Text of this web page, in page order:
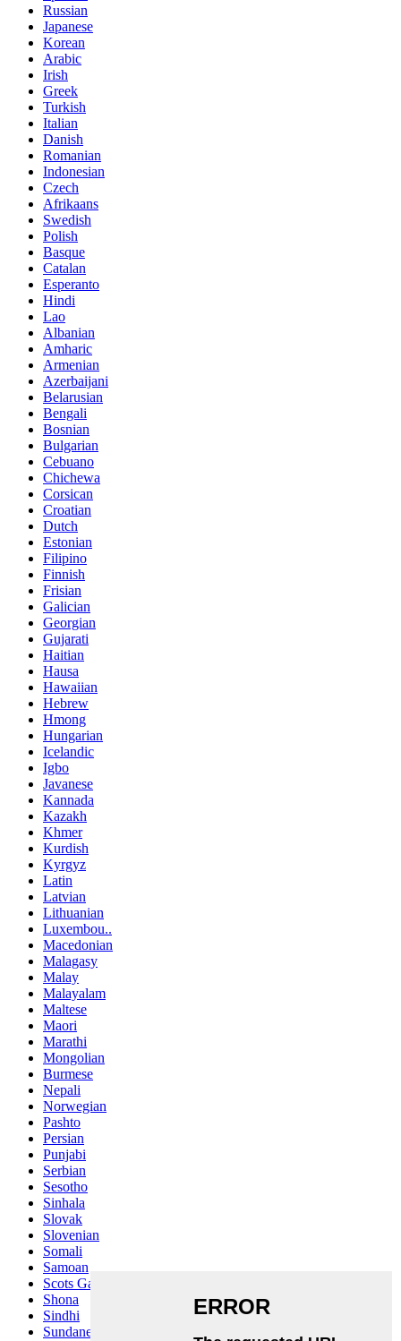
Russian
Japanese
Korean
Arabic
Irish
Greek
Turkish
Italian
Danish
Romanian
Indonesian
Czech
Afrikaans
Swedish
Polish
Basque
Catalan
Esperanto
Hindi
Lao
Albanian
Amharic
Armenian
Azerbaijani
Belarusian
Bengali
Bosnian
Bulgarian
Cebuano
Chichewa
Corsican
Croatian
Dutch
Estonian
Filipino
Finnish
Frisian
Galician
Georgian
Gujarati
Haitian
Hausa
Hawaiian
Hebrew
Hmong
Hungarian
Icelandic
Igbo
Javanese
Kannada
Kazakh
Khmer
Kurdish
Kyrgyz
Latin
Latvian
Lithuanian
Luxembou..
Macedonian
Malagasy
Malay
Malayalam
Maltese
Maori
Marathi
Mongolian
Burmese
Nepali
Norwegian
Pashto
Persian
Punjabi
Serbian
Sesotho
Sinhala
Slovak
Slovenian
Somali
Samoan
Scots Gaelic
Shona
Sindhi
Sundanese